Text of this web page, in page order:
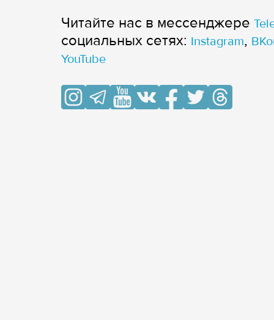
Читайте нас в мессенджере
cоциальных сетях: Instagram,
YouTube